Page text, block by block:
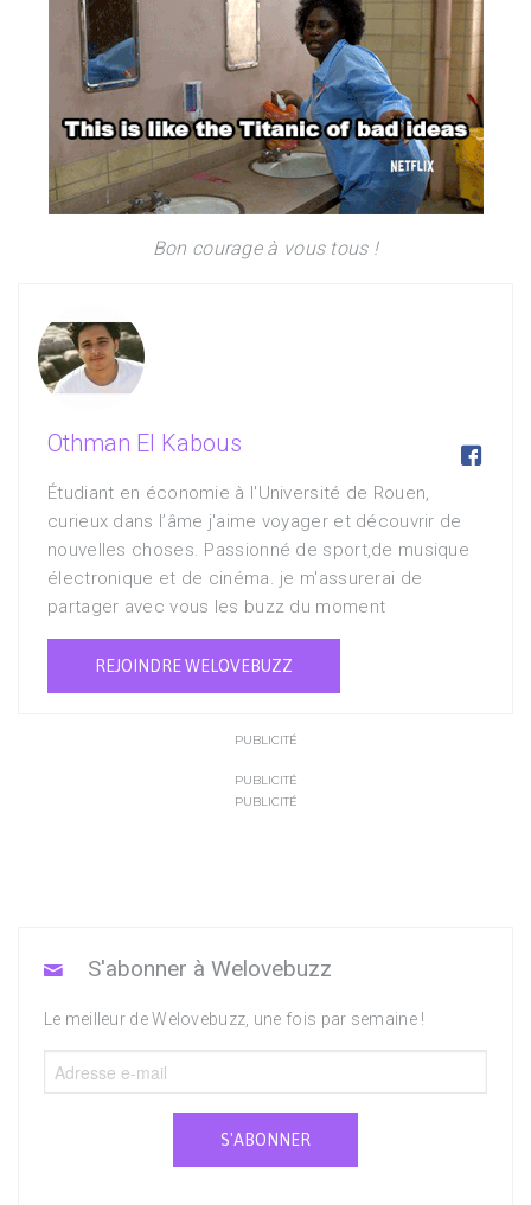
Bon courage à vous tous !
Othman El Kabous 
Étudiant en économie à l'Université de Rouen,
curieux dans l’âme j'aime voyager et découvrir de
nouvelles choses. Passionné de sport,de musique
électronique et de cinéma. je m'assurerai de
partager avec vous les buzz du moment
REJOINDRE WELOVEBUZZ
PUBLICITÉ
PUBLICITÉ
PUBLICITÉ
S'abonner à Welovebuzz
Le meilleur de Welovebuzz, une fois par semaine !
S'ABONNER